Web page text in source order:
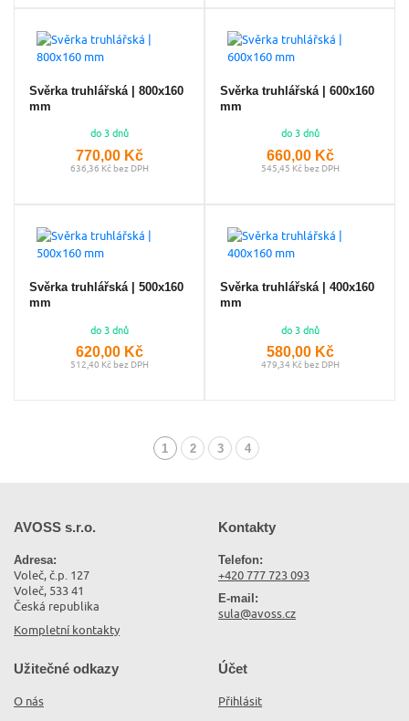
Svěrka truhlářská | 800x160
mm
do 3 dnů
770,00 Kč
636,36 Kč bez DPH
Svěrka truhlářská | 600x160
mm
do 3 dnů
660,00 Kč
545,45 Kč bez DPH
Svěrka truhlářská | 500x160
mm
do 3 dnů
620,00 Kč
512,40 Kč bez DPH
Svěrka truhlářská | 400x160
mm
do 3 dnů
580,00 Kč
479,34 Kč bez DPH
1(aktuální)
2 3 4
AVOSS s.r.o.
Adresa:
Voleč, č.p. 127
Voleč, 533 41
Česká republika
Kompletní kontakty
Kontakty
Telefon:
+420 777 723 093
E-mail:
sula@avoss.cz
Užitečné odkazy
O nás
Účet
Přihlásit